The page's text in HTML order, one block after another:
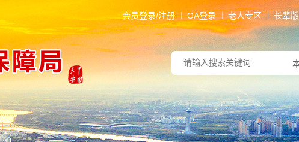
会员登录/注册 OA登录 老人专区 长辈版